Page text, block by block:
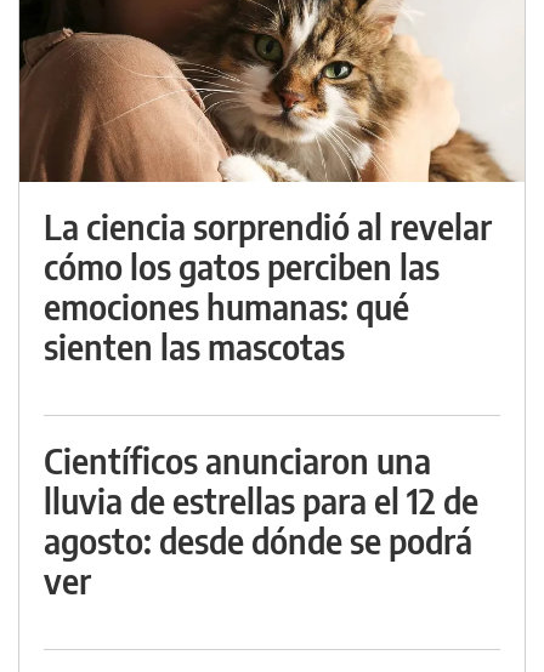
La ciencia sorprendió al revelar
cómo los gatos perciben las
emociones humanas: qué
sienten las mascotas
Científicos anunciaron una
lluvia de estrellas para el 12 de
agosto: desde dónde se podrá
ver